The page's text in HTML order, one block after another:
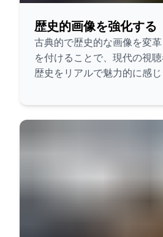
歴史的画像を強化する
古典的で歴史的な画像を変
を付けることで、現代の視
歴史をリアルで魅力的に感